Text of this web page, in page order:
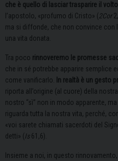
che è quello di lasciar trasparire il
l’apostolo, «profumo di Cristo» (2Cor
ma si diffonde, che non convince con
una vita donata.
Tra poco rinnoveremo le promesse
che in sé potrebbe apparire semplice
come vanificarlo. In realtà è un gesto
riporta all’origine (al cuore) della
nostro “sì” non in modo apparente,
riguarda tutta la nostra vita, perché,
«voi sarete chiamati sacerdoti del
detti» (Is61,6).
Insieme a noi, in questo